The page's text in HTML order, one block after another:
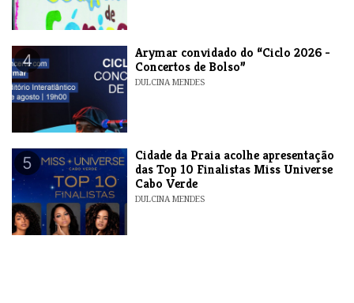
4
​Arymar convidado do “Ciclo 2026 -
Concertos de Bolso”
DULCINA MENDES
5
​Cidade da Praia acolhe apresentação
das Top 10 Finalistas Miss Universe
Cabo Verde
DULCINA MENDES